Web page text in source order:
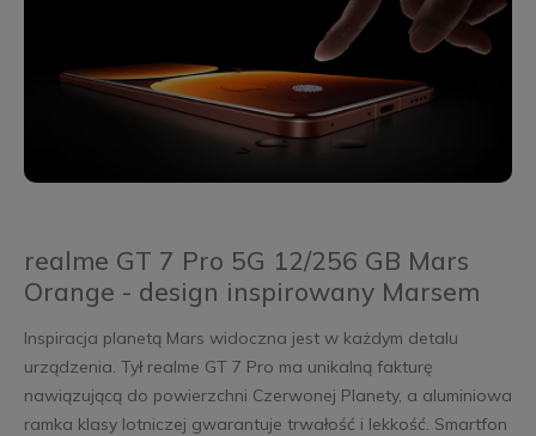
realme GT 7 Pro 5G 12/256 GB Mars
Orange - design inspirowany Marsem
Inspiracja planetą Mars widoczna jest w każdym detalu
urządzenia. Tył realme GT 7 Pro ma unikalną fakturę
nawiązującą do powierzchni Czerwonej Planety, a aluminiowa
ramka klasy lotniczej gwarantuje trwałość i lekkość. Smartfon